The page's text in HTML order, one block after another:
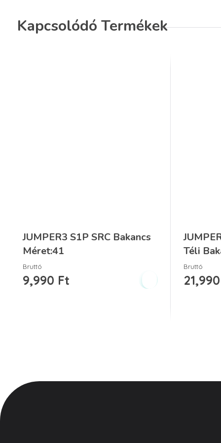
Kapcsolódó Termékek
JUMPER3 S1P SRC Bakancs
Méret:41
9,990 Ft
Bruttó
Téli
21,990
Bruttó